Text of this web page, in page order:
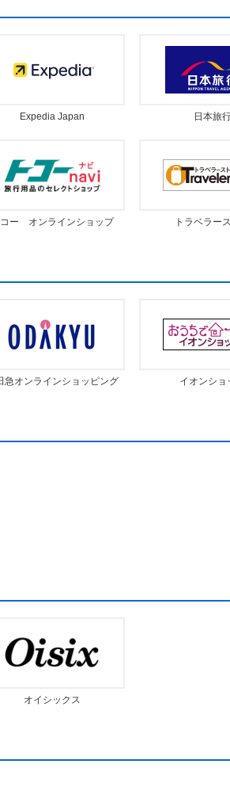
Expedia Japan 日本旅
コー オンラインショップ トラベラー
急オンラインショッピング イオンショ
オイシックス